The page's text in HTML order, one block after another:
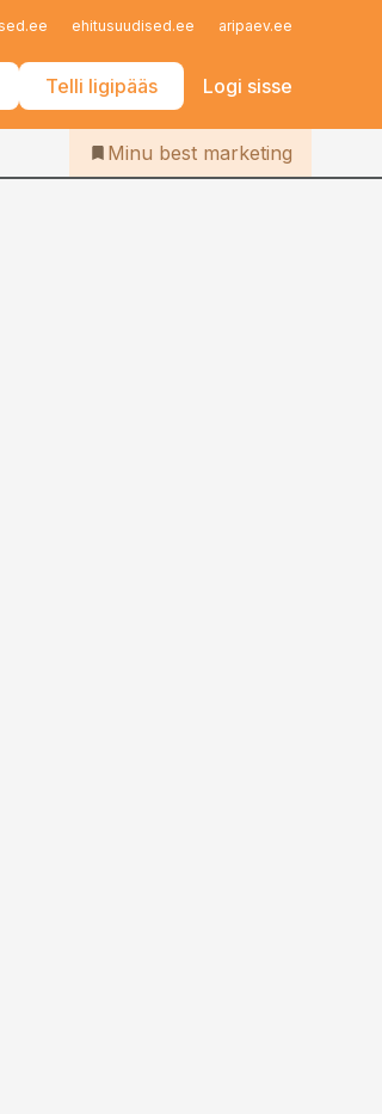
ehitusuudised.ee aripaev.ee
Telli ligipääs Logi sisse
Iseteenindus
Telli Bestmarketing
Minu best marketing